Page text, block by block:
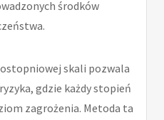
środków
skali pozwala
gdzie każdy stopień
zagrożenia. Metoda ta